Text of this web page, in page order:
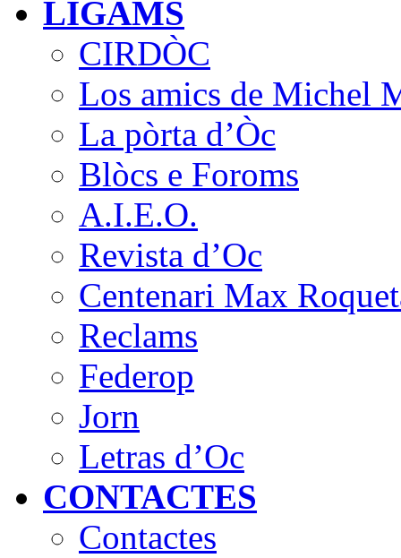
LIGAMS
CIRDÒC
Los amics de Michel
La pòrta d’Òc
Blòcs e Foroms
A.I.E.O.
Revista d’Oc
Centenari Max
Reclams
Federop
Jorn
Letras d’Oc
CONTACTES
Contactes